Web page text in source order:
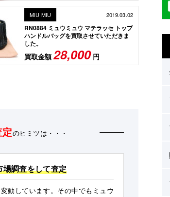
MIU MIU 2019.03.02
RN0884 ミュウミュウ マテラッセ トップ
ハンドルバッグを買取させていただきま
した。
買取金額28,000円
のヒミツは・・・
場調査をして査定
動しています。その中でもミュウ